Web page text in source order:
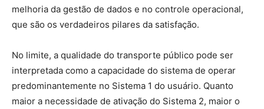
melhoria da gestão de dados e no controle operacional,
que são os verdadeiros pilares da satisfação.
No limite, a qualidade do transporte público pode ser
interpretada como a capacidade do sistema de operar
predominantemente no Sistema 1 do usuário. Quanto
maior a necessidade de ativação do Sistema 2, maior o